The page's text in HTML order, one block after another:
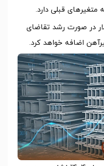
قبلی دارد.
قیمت بیلت به ۴۶۰ دلار در صورت رشد تقاضای